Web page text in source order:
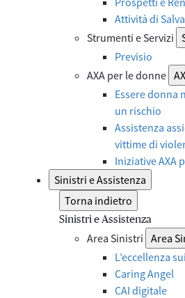
Attività di
Strumenti e Servizi
Previsio
AXA per le donne
Essere donna
un rischio
Assistenza
vittime di
Iniziative AXA
Sinistri e Assistenza
Torna indietro
Sinistri e Assistenza
Area Sinistri Area
L’eccellenza
Caring Angel
CAI digitale